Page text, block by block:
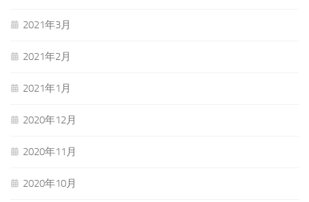
2021年3月
2021年2月
2021年1月
2020年12月
2020年11月
2020年10月